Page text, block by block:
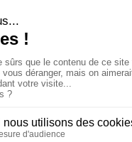
Accessibilité : non conforme
Tous droits réservés